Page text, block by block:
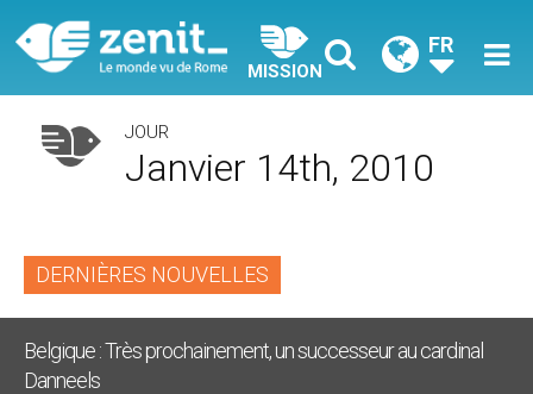
MISSION
FR
JOUR
Janvier 14th, 2010
DERNIÈRES NOUVELLES
Belgique : Très prochainement, un successeur au cardinal
Danneels